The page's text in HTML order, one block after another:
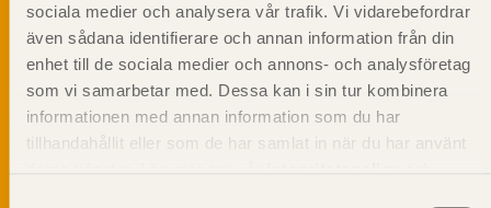
sociala medier och analysera vår trafik. Vi vidarebefordrar
även sådana identifierare och annan information från din
enhet till de sociala medier och annons- och analysföretag
som vi samarbetar med. Dessa kan i sin tur kombinera
informationen med annan information som du har
tillhandahållit eller som de har samlat in när du har använt